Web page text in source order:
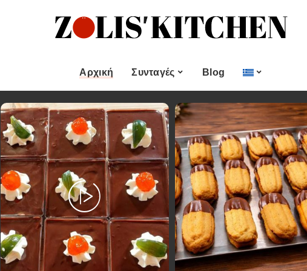
Αρχική Συνταγές
Κατηγορίες
Ορεκτικα & μεζεδες
Ψωμι
Κουλούρια και
Μπισκότα
Γλυκό και Επιδόρπιο
Ποτά και Χυμοί
Ψάρι και Θαλασσινά
Σάλτσες και Αλοιφές
Εποχιακές Συνταγές
Χριστουγεννιάτικες
Συνταγές
Πασχαλινές Συνταγές
Νηστίσιμες Συνταγές
Συνταγές για Αγίου
Βαλεντίνου
Blog
Γλυκό και Επιδόρπιο
Ποτά και Χυμοί
Ψάρι και Θαλασσινά
Σάλτσες και Αλοιφές
Κυρίως πιάτο
Κρέας
Ζυμαρικά
Πίτες και Ζύμες
Σαλάτες
Σνακ
Εποχιακές Συνταγές
Συνταγές για Αγίου
Βαλεντίνου